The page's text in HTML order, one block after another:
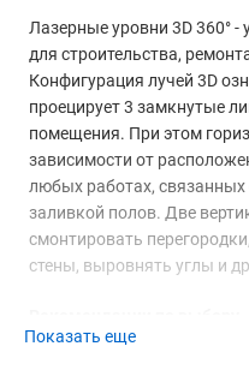
Лазерные уровни 3D 360°
для строительства,
Конфигурация лучей 3D
проецирует 3 замкнутые
помещения. При этом
зависимости от
любых работах, связанных
заливкой полов. Две
смонтировать
стены, выровнять углы и др.
Показать еще